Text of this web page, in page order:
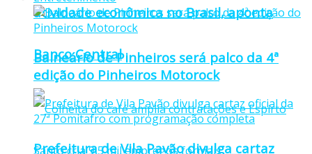
atividade econômica no Brasil, aponta
Banco Central
Balneário de Pinheiros será palco da 4ª
edição do Pinheiros Motorock
Prefeitura de Vila Pavão divulga cartaz